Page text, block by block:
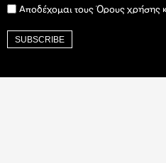
Αποδέχομαι τους Όρους χρήσης
SUBSCRIBE